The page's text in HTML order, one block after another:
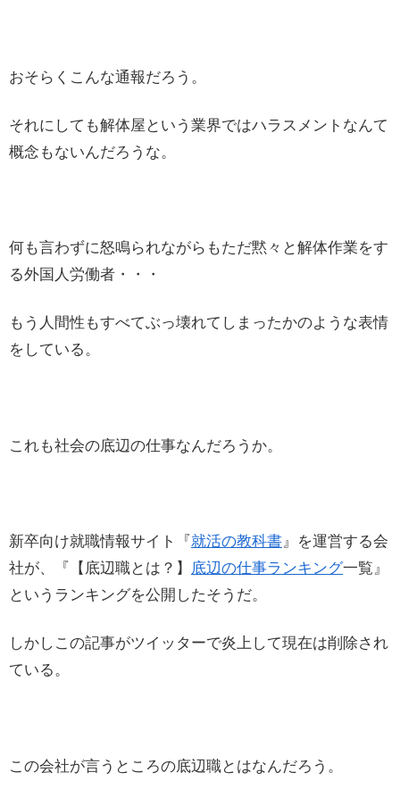
おそらくこんな通報だろう。
それにしても解体屋という業界ではハラスメントなんて
概念もないんだろうな。
何も言わずに怒鳴られながらもただ黙々と解体作業をす
る外国人労働者・・・
もう人間性もすべてぶっ壊れてしまったかのような表情
をしている。
これも社会の底辺の仕事なんだろうか。
新卒向け就職情報サイト『 就活の教科書』を運営する会
社が、『【底辺職とは？】 底辺の仕事ランキング一覧』
というランキングを公開したそうだ。
しかしこの記事がツイッターで炎上して現在は削除され
ている。
この会社が言うところの底辺職とはなんだろう。